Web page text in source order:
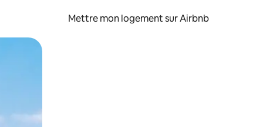
Mettre mon logement sur Airbnb